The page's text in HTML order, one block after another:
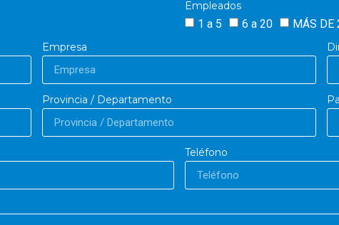
Empleados
1 a 5 6 a 20 MÁS DE
Empresa
Provincia / Departamento
Teléfono